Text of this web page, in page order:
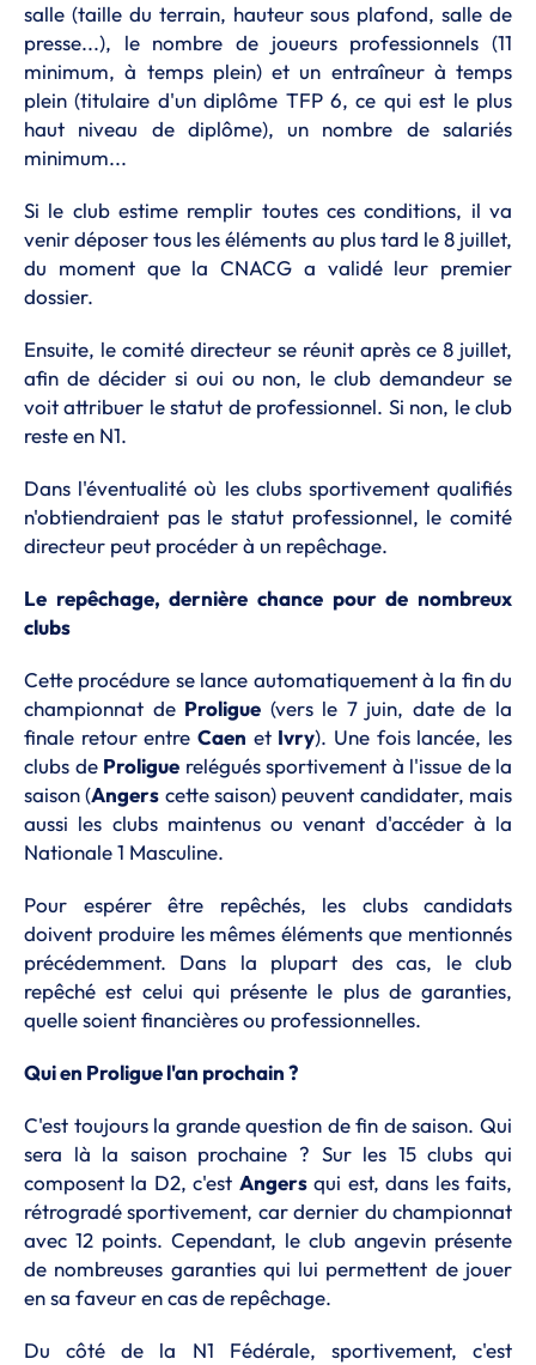
salle (taille du terrain, hauteur sous plafond, salle de
presse...), le nombre de joueurs professionnels (11
minimum, à temps plein) et un entraîneur à temps
plein (titulaire d'un diplôme TFP 6, ce qui est le plus
haut niveau de diplôme), un nombre de salariés
minimum...
Si le club estime remplir toutes ces conditions, il va
venir déposer tous les éléments au plus tard le 8 juillet,
du moment que la CNACG a validé leur premier
dossier.
Ensuite, le comité directeur se réunit après ce 8 juillet,
afin de décider si oui ou non, le club demandeur se
voit attribuer le statut de professionnel. Si non, le club
reste en N1.
Dans l'éventualité où les clubs sportivement qualifiés
n'obtiendraient pas le statut professionnel, le comité
directeur peut procéder à un repêchage.
Le repêchage, dernière chance pour de nombreux
clubs
Cette procédure se lance automatiquement à la fin du
championnat de Proligue (vers le 7 juin, date de la
finale retour entre Caen et Ivry). Une fois lancée, les
clubs de Proligue relégués sportivement à l'issue de la
saison (Angers cette saison) peuvent candidater, mais
aussi les clubs maintenus ou venant d'accéder à la
Nationale 1 Masculine.
Pour espérer être repêchés, les clubs candidats
doivent produire les mêmes éléments que mentionnés
précédemment. Dans la plupart des cas, le club
repêché est celui qui présente le plus de garanties,
quelle soient financières ou professionnelles.
Qui en Proligue l'an prochain ?
C'est toujours la grande question de fin de saison. Qui
sera là la saison prochaine ? Sur les 15 clubs qui
composent la D2, c'est Angersqui est, dans les faits,
rétrogradé sportivement, car dernier du championnat
avec 12 points. Cependant, le club angevin présente
de nombreuses garanties qui lui permettent de jouer
en sa faveur en cas de repêchage.
Du côté de la N1 Fédérale, sportivement, c'est